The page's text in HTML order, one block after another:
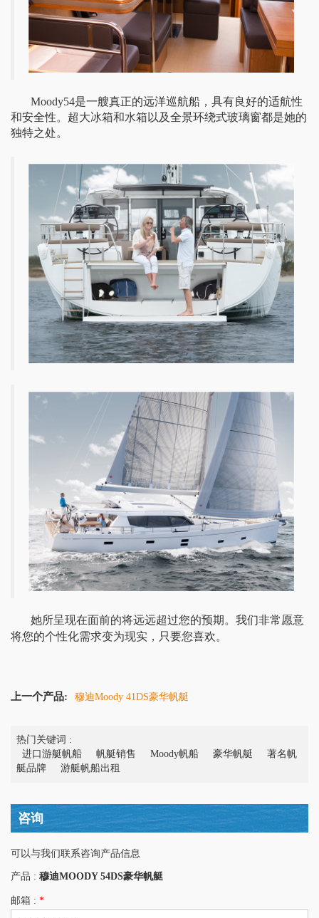
Moody54是一艘真正的远洋巡航船 ， 具有良好的适航性
和安全性。超大冰箱和水箱以及全景环绕式玻璃窗都是她的
独特之处。
她所呈现在面前的将远远超过您的预期。我们非常愿意
将您的个性化需求变为现实，只要您喜欢。
上一个产品: 穆迪Moody 41DS豪华帆艇
热门关键词 :
进口游艇帆船
帆艇销售 Moody帆船 豪华帆艇
著名帆
艇品牌
游艇帆船出租
咨询
可以与我们联系咨询产品信息
产品 : 穆迪MOODY 54DS豪华帆艇
邮箱 : *